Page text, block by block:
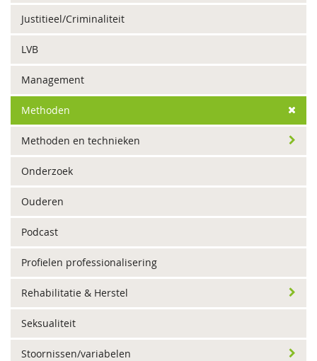
Justitieel/Criminaliteit
LVB
Management
Methoden
Methoden en technieken
Onderzoek
Ouderen
Podcast
Profielen professionalisering
Rehabilitatie & Herstel
Seksualiteit
Stoornissen/variabelen